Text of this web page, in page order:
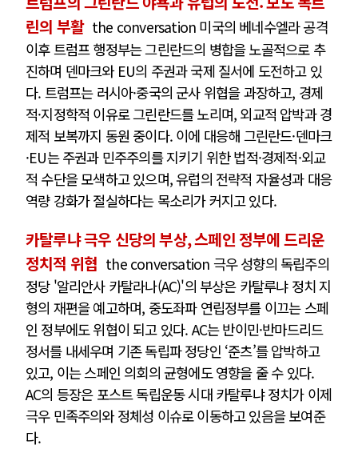
린의 부활 the conversation 미국의 베네수엘라 공격
이후 트럼프 행정부는 그린란드의 병합을 노골적으로 추
진하며 덴마크와 EU의 주권과 국제 질서에 도전하고 있
다. 트럼프는 러시아·중국의 군사 위협을 과장하고, 경제
적·지정학적 이유로 그린란드를 노리며, 외교적 압박과 경
제적 보복까지 동원 중이다. 이에 대응해 그린란드·덴마크
·EU는 주권과 민주주의를 지키기 위한 법적·경제적·외교
적 수단을 모색하고 있으며, 유럽의 전략적 자율성과 대응
역량 강화가 절실하다는 목소리가 커지고 있다.
카탈루냐 극우 신당의 부상, 스페인 정부에 드리운
정치적 위협 the conversation 극우 성향의 독립주의
정당 '알리안사 카탈라나(AC)'의 부상은 카탈루냐 정치 지
형의 재편을 예고하며, 중도좌파 연립정부를 이끄는 스페
인 정부에도 위협이 되고 있다. AC는 반이민·반마드리드
정서를 내세우며 기존 독립파 정당인 ‘준츠’를 압박하고
있고, 이는 스페인 의회의 균형에도 영향을 줄 수 있다.
AC의 등장은 포스트 독립운동 시대 카탈루냐 정치가 이제
극우 민족주의와 정체성 이슈로 이동하고 있음을 보여준
다.